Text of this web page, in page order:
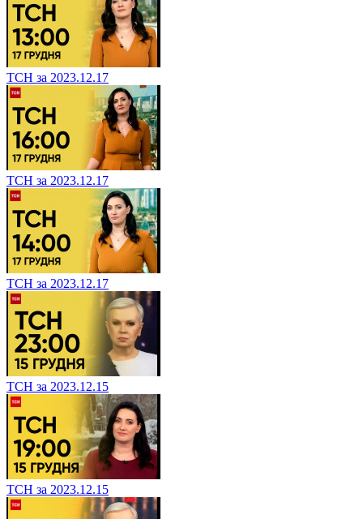
ТСН за 2023.12.17
ТСН за 2023.12.17
ТСН за 2023.12.17
ТСН за 2023.12.15
ТСН за 2023.12.15